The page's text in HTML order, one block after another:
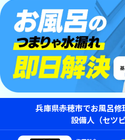
兵庫県赤穂市でお風呂修
設備人（セツビ